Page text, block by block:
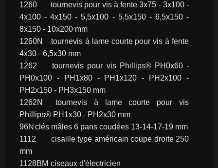
1260	tournevis pour vis à fente 3x75 - 3x100 -
4x100 - 4x150 - 5,5x100 - 5,5x150 - 6,5x150 -
8x150 - 10x200 mm
1260N	tournevis à lame courte pour vis à fente
4x30 - 6,5x30 mm
1262	tournevis pour vis Phillips® PH0x60 -
PH0x100 - PH1x80 - PH1x120 - PH2x100 -
PH2x150 - PH3x150 mm
1262N	tournevis à lame courte pour vis
Phillips® PH1x30 - PH2x30 mm
96N	clés mâles 6 pans coudées 13-14-17-19 mm
1112	cisaille type américain coupe droite 250
mm
1128BM	ciseaux d'électricien